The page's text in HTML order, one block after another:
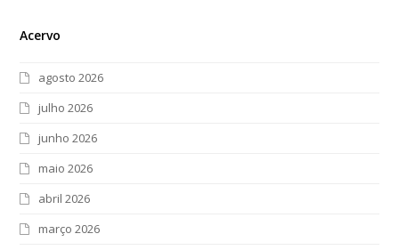
Acervo
agosto 2026
julho 2026
junho 2026
maio 2026
abril 2026
março 2026